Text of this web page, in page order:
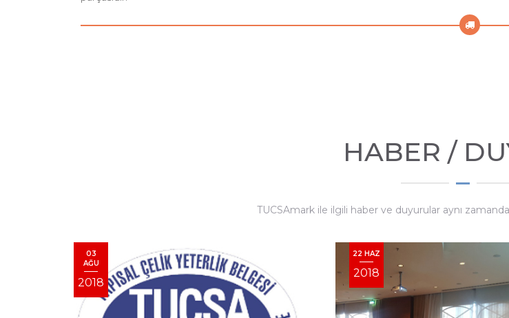
HABER /
TUCSAmark ile ilgili haber ve duyurular aynı
03
AĞU
2018
22 HAZ
2018